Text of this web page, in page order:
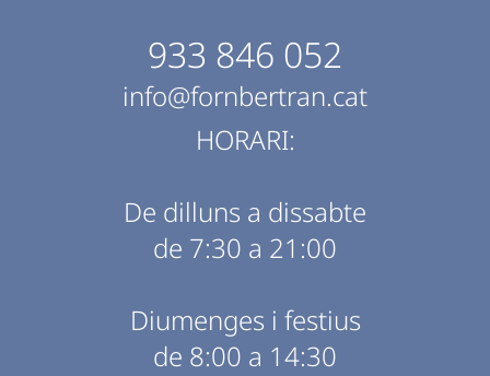
933 846 052
info@fornbertran.cat
HORARI:
De dilluns a dissabte
de 7:30 a 21:00
Diumenges i festius
de 8:00 a 14:30